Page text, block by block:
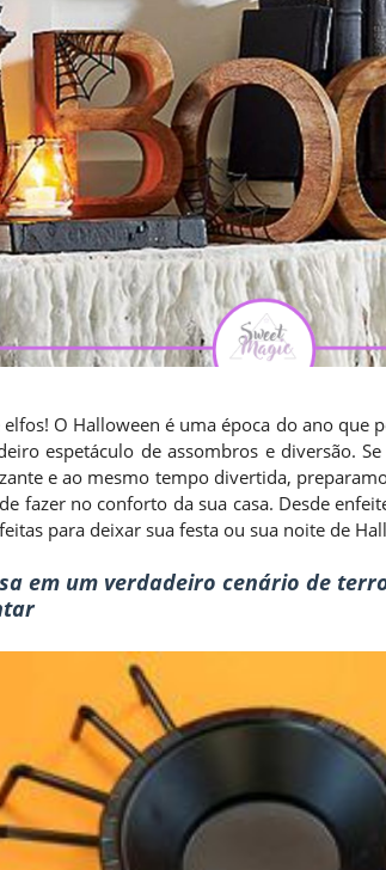
O Halloween é uma época do ano
espetáculo de assombros e diversão.
e ao mesmo tempo divertida,
fazer no conforto da sua casa. Desde
para deixar sua festa ou sua noite de
em um verdadeiro cenário de